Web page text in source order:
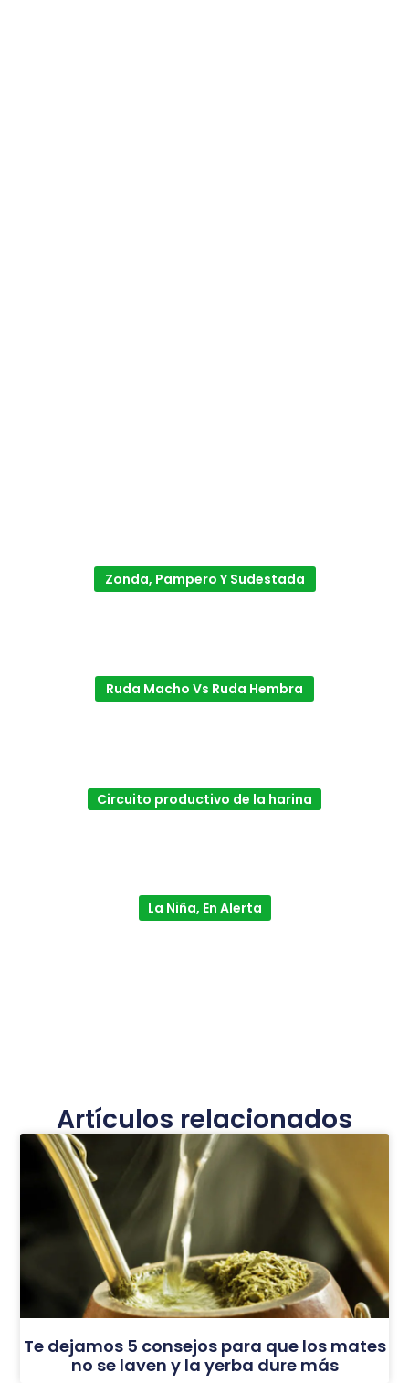
Zonda, Pampero Y Sudestada
Ruda Macho Vs Ruda Hembra
Circuito productivo de la harina
La Niña, En Alerta
Artículos relacionados
Te dejamos 5 consejos para que los mates
no se laven y la yerba dure más